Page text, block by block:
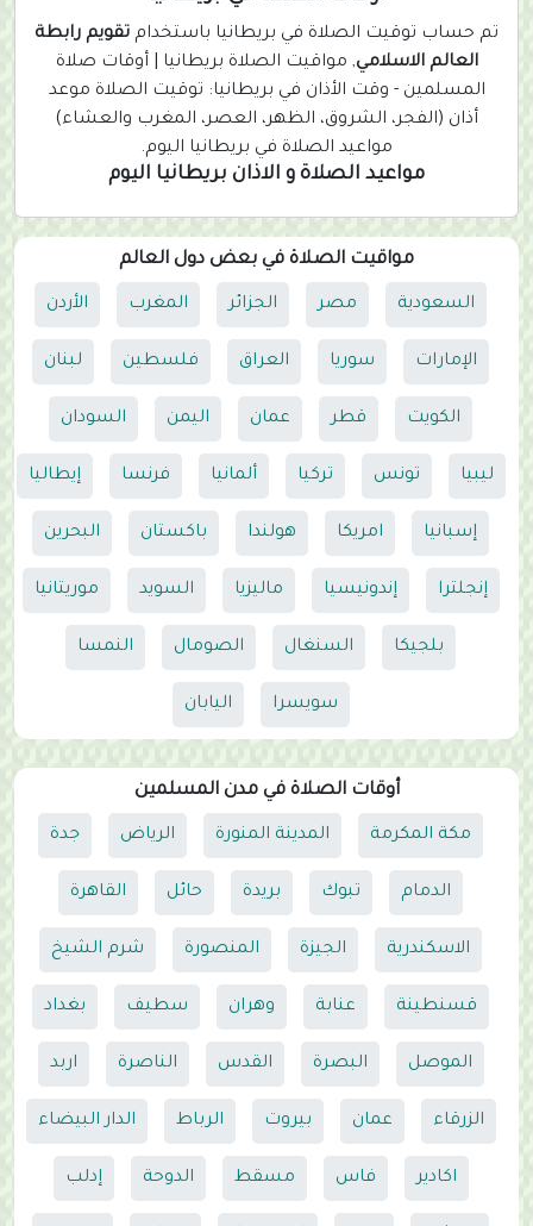
e
n
تم حساب توقيت الصلاة في بريطانيا باستخدام تقويم رابطة
العالم الاسلامي, مواقيت الصلاة بريطانيا | أوقات صلاة
المسلمين - وقت الأذان في بريطانيا: توقيت الصلاة موعد
أذان (الفجر، الشروق، الظهر، العصر، المغرب والعشاء)
مواعيد الصلاة في بريطانيا اليوم.
مواعيد الصلاة و الاذان بريطانيا اليوم
مواقيت الصلاة في بعض دول العالم
السعودية مصر الجزائر المغرب الأردن
الإمارات سوريا العراق فلسطين لبنان
الكويت قطر عمان اليمن السودان
ليبيا تونس تركيا ألمانيا فرنسا إيطاليا
إسبانيا امريكا هولندا باكستان البحرين
إنجلترا إندونيسيا ماليزيا السويد موريتانيا
بلجيكا السنغال الصومال النمسا
سويسرا اليابان
أوقات الصلاة في مدن المسلمين
مكة المكرمة المدينة المنورة الرياض جدة
الدمام تبوك بريدة حائل القاهرة
الاسكندرية الجيزة المنصورة شرم الشيخ
قسنطينة عنابة وهران سطيف بغداد
الموصل البصرة القدس الناصرة اربد
الزرقاء عمان بيروت الرباط الدار البيضاء
اكادير فاس مسقط الدوحة إدلب